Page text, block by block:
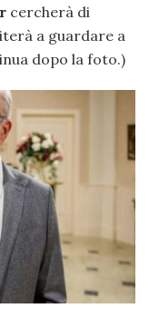
cercherà di
a guardare a
dopo la foto.)